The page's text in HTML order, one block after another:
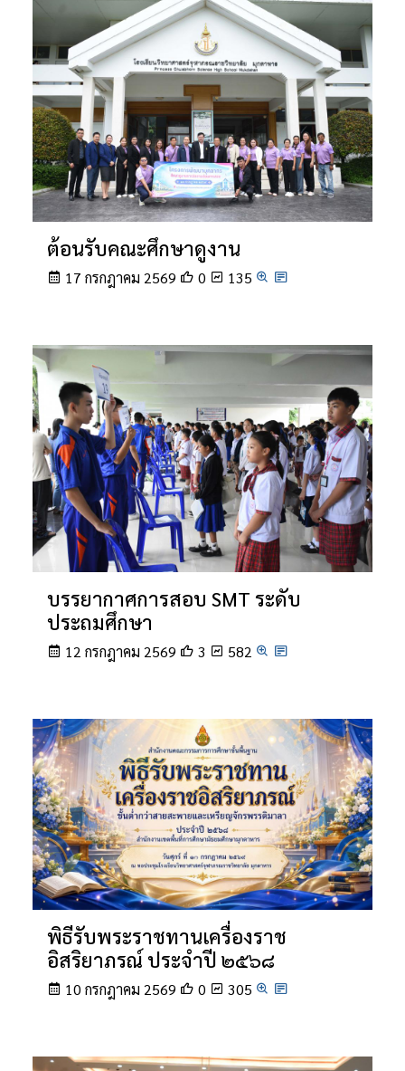
ต้อนรับคณะศึกษาดูงาน
17 กรกฎาคม 2569 0 135
บรรยากาศการสอบ SMT ระดับ
ประถมศึกษา
12 กรกฎาคม 2569 3 582
พิธีรับพระราชทานเครื่องราช
อิสริยาภรณ์ ประจำปี ๒๕๖๘
10 กรกฎาคม 2569 0 305